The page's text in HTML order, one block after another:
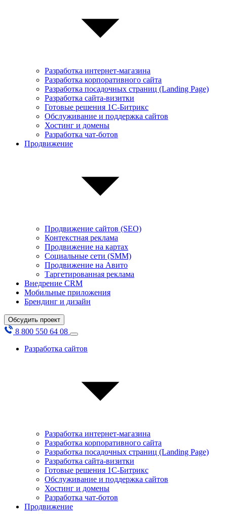
Разработка интернет-магазина
Разработка корпоративного сайта
Разработка посадочных страниц (Landing Page)
Разработка сайта-визитки
Готовые решения 1С-Битрикс
Обслуживание и поддержка сайтов
Хостинг и домены
Разработка чат-ботов
Продвижение
Продвижение сайтов (SEO)
Контекстная реклама
Продвижение на картах
Социальные сети (SMM)
Продвижение на Авито
Таргетированная реклама
Внедрение CRM
Мобильные приложения
Брендинг и дизайн
Обсудить проект
8 800 550 64 08
Разработка сайтов
Разработка интернет-магазина
Разработка корпоративного сайта
Разработка посадочных страниц (Landing Page)
Разработка сайта-визитки
Готовые решения 1С-Битрикс
Обслуживание и поддержка сайтов
Хостинг и домены
Разработка чат-ботов
Продвижение